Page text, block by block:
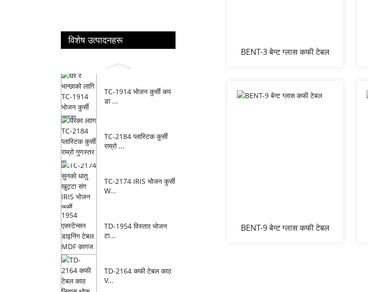
विशेष उत्पादनहरू
TC-1914 भोजन कुर्सी कप
डा ...
TC-2184 प्लास्टिक कुर्सी
राम्रो ...
TC-2174 IRIS भोजन कुर्सी
W...
TD-1954 विस्तार भोजन
टा...
TD-2164 कफी टेबल काठ
V...
BENT-3 बेन्ट ग्लास कफी टेबल
BENT-9 बेन्ट ग्लास कफी टेबल